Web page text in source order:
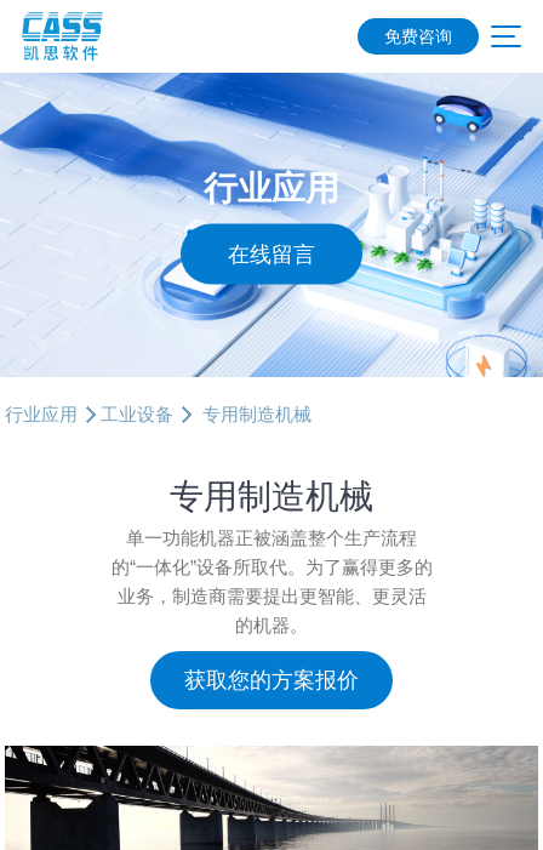
免费咨询
行业应用
在线留言
行业应用 工业设备 专用制造机械
专用制造机械
单一功能机器正被涵盖整个生产流程
的“一体化”设备所取代。为了赢得更多的
业务，制造商需要提出更智能、更灵活
的机器。
获取您的方案报价